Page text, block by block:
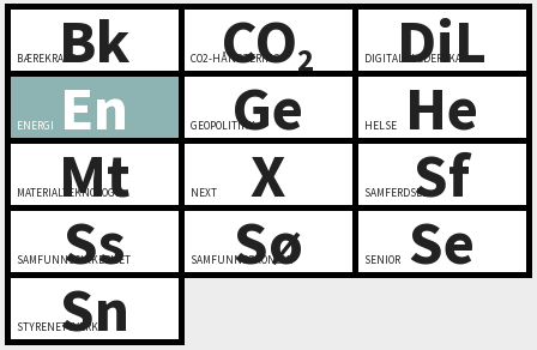
Bk
BÆREKRAFT CO2
CO2-HÅNDTERING DiL
DIGITALT LEDERSKAP
En
ENERGI Ge
GEOPOLITIKK He
HELSE
Mt
MATERIALTEKNOLOGI X
NEXT Sf
SAMFERDSEL
Ss
SAMFUNNSSIKKERHET Sø
SAMFUNNSØKONOMI Se
SENIOR
Sn
STYRENETTVERK